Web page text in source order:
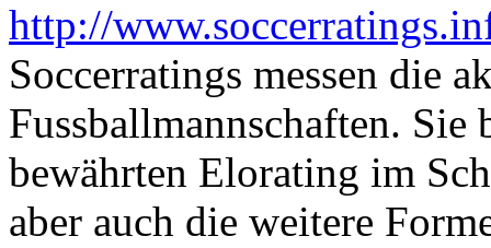
http://
Soccerratings messen die
Fussballmannschaften.
bewährten Elorating im
aber auch die weitere